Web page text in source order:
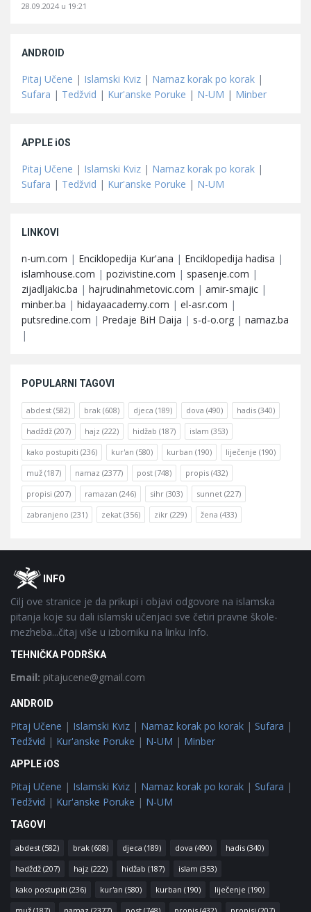
28.09.2024 u 19:21
ANDROID
Pitaj Učene | Islamski Kviz | Namaz korak po korak |
Sufara | Tedžvid | Kur'anske Poruke | N-UM | Minber
APPLE iOS
Pitaj Učene | Islamski Kviz | Namaz korak po korak |
Sufara | Tedžvid | Kur'anske Poruke | N-UM
LINKOVI
n-um.com | Enciklopedija Kur'ana | Enciklopedija hadisa |
islamhouse.com | pozivistine.com | spasenje.com |
zijadljakic.ba | hajrudinahmetovic.com | amir-smajic |
minber.ba | hidayaacademy.com | el-asr.com |
putsredine.com | Predaje BiH Daija | s-d-o.org | namaz.ba
|
POPULARNI TAGOVI
abdest (582) brak (608) djeca (189) dova (490) hadis (340)
hadždž (207) hajz (222) hidžab (187) islam (353)
kako postupiti (236) kur'an (580) kurban (190) liječenje (190)
muž (187) namaz (2377) post (748) propis (432)
propisi (207) ramazan (246) sihr (303) sunnet (227)
zabranjeno (231) zekat (356) zikr (229) žena (433)
FooterOINFO
Cilj ove stranice je da prikupi i objavi odgovore na islamska
pitanja koje su dali islamski učenjaci sve četiri pravne škole-
mezheba...čitaj više u izborniku na linku Info.
TEHNIČKA PODRŠKA
Email: pitajucene@gmail.com
ANDROID
Pitaj Učene | Islamski Kviz | Namaz korak po korak | Sufara |
Tedžvid | Kur'anske Poruke | N-UM | Minber
APPLE iOS
Pitaj Učene | Islamski Kviz | Namaz korak po korak | Sufara |
Tedžvid | Kur'anske Poruke | N-UM
TAGOVI
abdest (582) brak (608) djeca (189) dova (490) hadis (340)
hadždž (207) hajz (222) hidžab (187) islam (353)
kako postupiti (236) kur'an (580) kurban (190) liječenje (190)